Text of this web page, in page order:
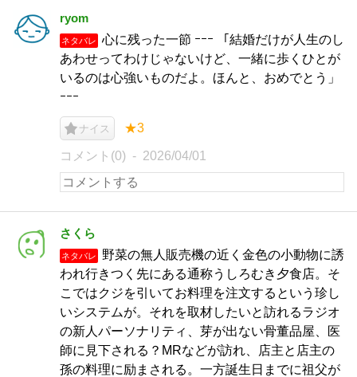
ryom
ネタバレ
心に残った一節 ｰｰｰ 「結婚だけが人生のし
あわせってわけじゃないけど、一緒に歩くひとが
いるのは心強いものだよ。ほんと、おめでとう」
ｰｰｰ
ナイス ★3
コメント(0) 2026/04/01
さくら
ネタバレ
野菜の無人販売機の近く金色の小動物に誘
われ行きつく先にある通称うしろむき夕食店。そ
こではクジを引いてお料理を注文するという珍し
いシステムが。それを取材したいと訪れるラジオ
の新人パーソナリティ、芽が出ない骨董品屋、医
師に見下される？MRなどが訪れ、店主と店主の
孫の料理に励まされる。一方誕生日までに祖父が